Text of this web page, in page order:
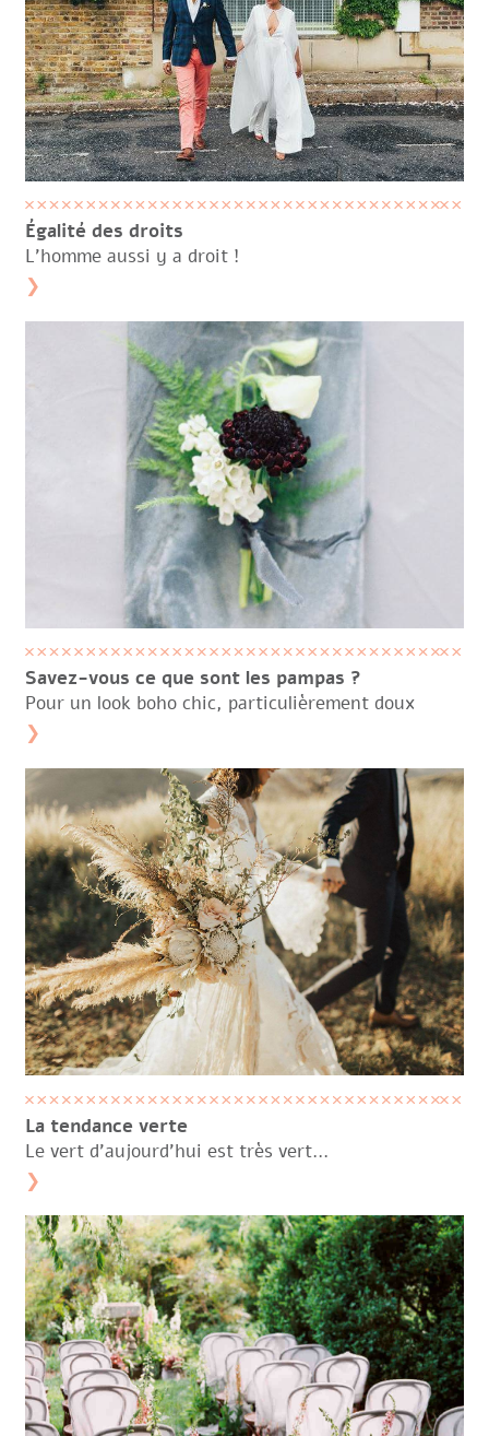
Égalité des droits
L’homme aussi y a droit !
❯
Savez-vous ce que sont les pampas ?
Pour un look boho chic, particulièrement doux
❯
La tendance verte
Le vert d’aujourd’hui est très vert…
❯